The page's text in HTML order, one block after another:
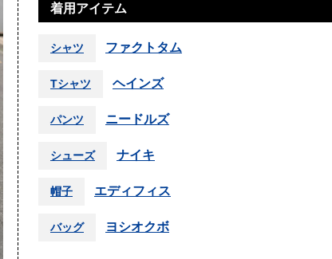
着用アイテム
シャツ ファクトタム
Tシャツ ヘインズ
パンツ ニードルズ
シューズ ナイキ
帽子 エディフィス
バッグ ヨシオクボ